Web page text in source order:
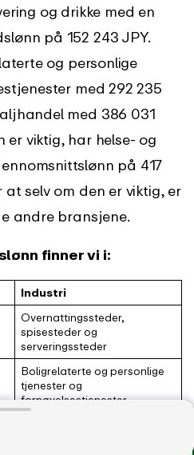
🌟
og drikke med en
på 152 243 JPY.
og personlige
med 292 235
med 386 031
er viktig, har helse- og
på 417
at selv om den er viktig, er
andre bransjene.
finner vi i:
Industri
Overnattingssteder,
spisesteder og
serveringssteder
Boligrelaterte og personlige
tjenester og
fornøyelsestjenester